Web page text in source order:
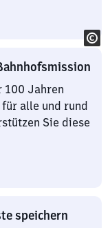
100 Jahren
alle und rund
Sie diese
speichern